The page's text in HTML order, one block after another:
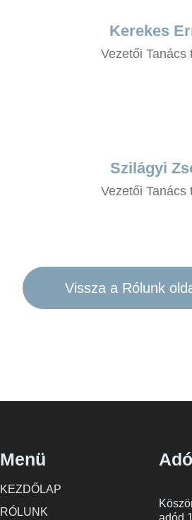
Kerekes
Vezetői Tanács
Szilágyi
Vezetői Tanács
Vissza a Rólunk
Menü
KEZDŐLAP
RÓLUNK
adód